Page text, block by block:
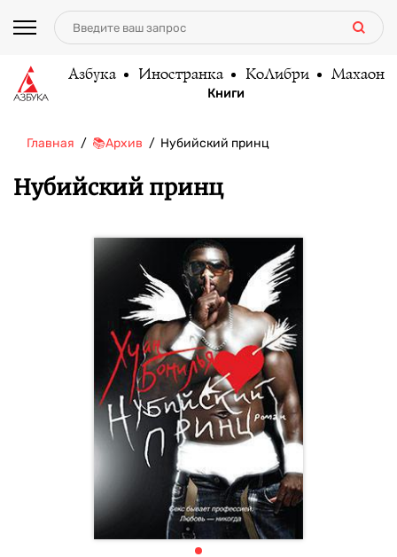
Азбука Иностранка КоЛибри Махаон
Книги
Главная 📚Архив Нубийский принц
Нубийский принц